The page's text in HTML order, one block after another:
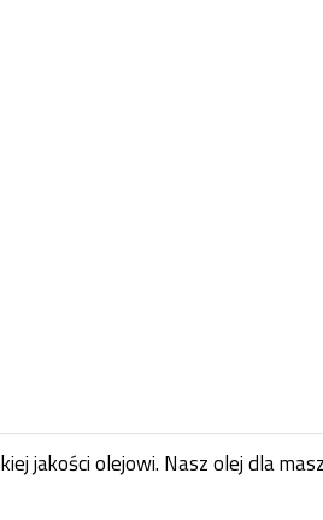
jakości olejowi. Nasz olej dla